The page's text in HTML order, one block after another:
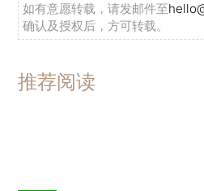
如有意愿转载，请发邮件至
确认及授权后，方可转载。
推荐阅读